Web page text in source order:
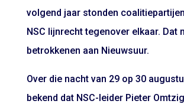
volgend jaar stonden
NSC lijnrecht tegenover elkaar. Dat
betrokkenen aan Nieuwsuur.
Over die nacht van 29 op 30
bekend dat NSC-leider Pieter